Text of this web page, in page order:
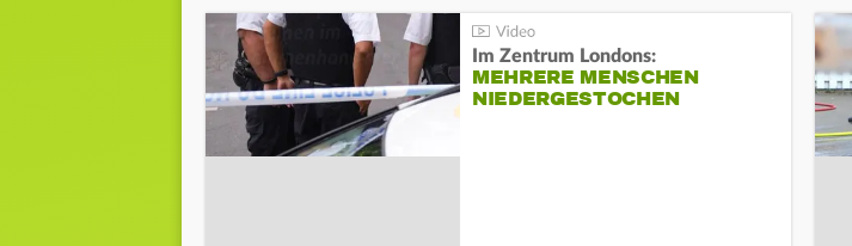
Im Zentrum Londons:
MEHRERE MENSCHEN
NIEDERGESTOCHEN